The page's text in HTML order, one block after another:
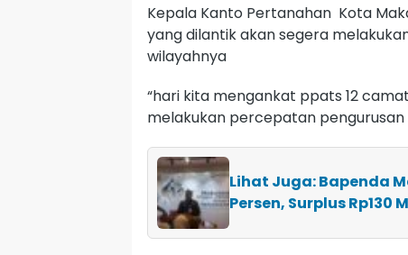
Kepala Kanto Pertanahan Kota
yang dilantik akan segera
wilayahnya
“hari kita mengankat ppats 12
melakukan percepatan
Lihat Juga: Bapenda
Persen, Surplus Rp130